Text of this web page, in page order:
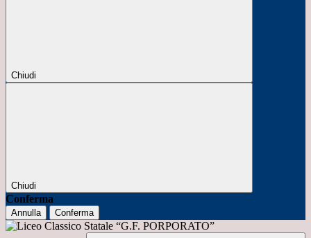
Chiudi
Chiudi
Conferma
Annulla Conferma